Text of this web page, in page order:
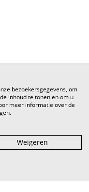
bezoekersgegevens, om
inhoud te tonen en om u
meer informatie over de
Weigeren